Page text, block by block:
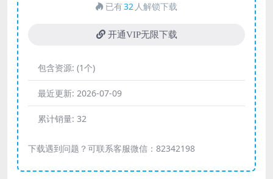
已有32 人解锁下载
开通VIP无限下载
包含资源: (1个)
最近更新: 2026-07-09
累计销量: 32
下载遇到问题？可联系客服微信：82342198